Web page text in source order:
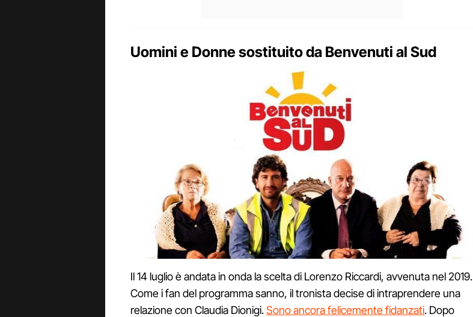
Uomini e Donne sostituito da Benvenuti al Sud
Il 14 luglio è andata in onda la scelta di Lorenzo Riccardi, avvenuta nel 2019.
Come i fan del programma sanno, il tronista decise di intraprendere una
relazione con Claudia Dionigi.Sono ancora felicemente fidanzati. Dopo